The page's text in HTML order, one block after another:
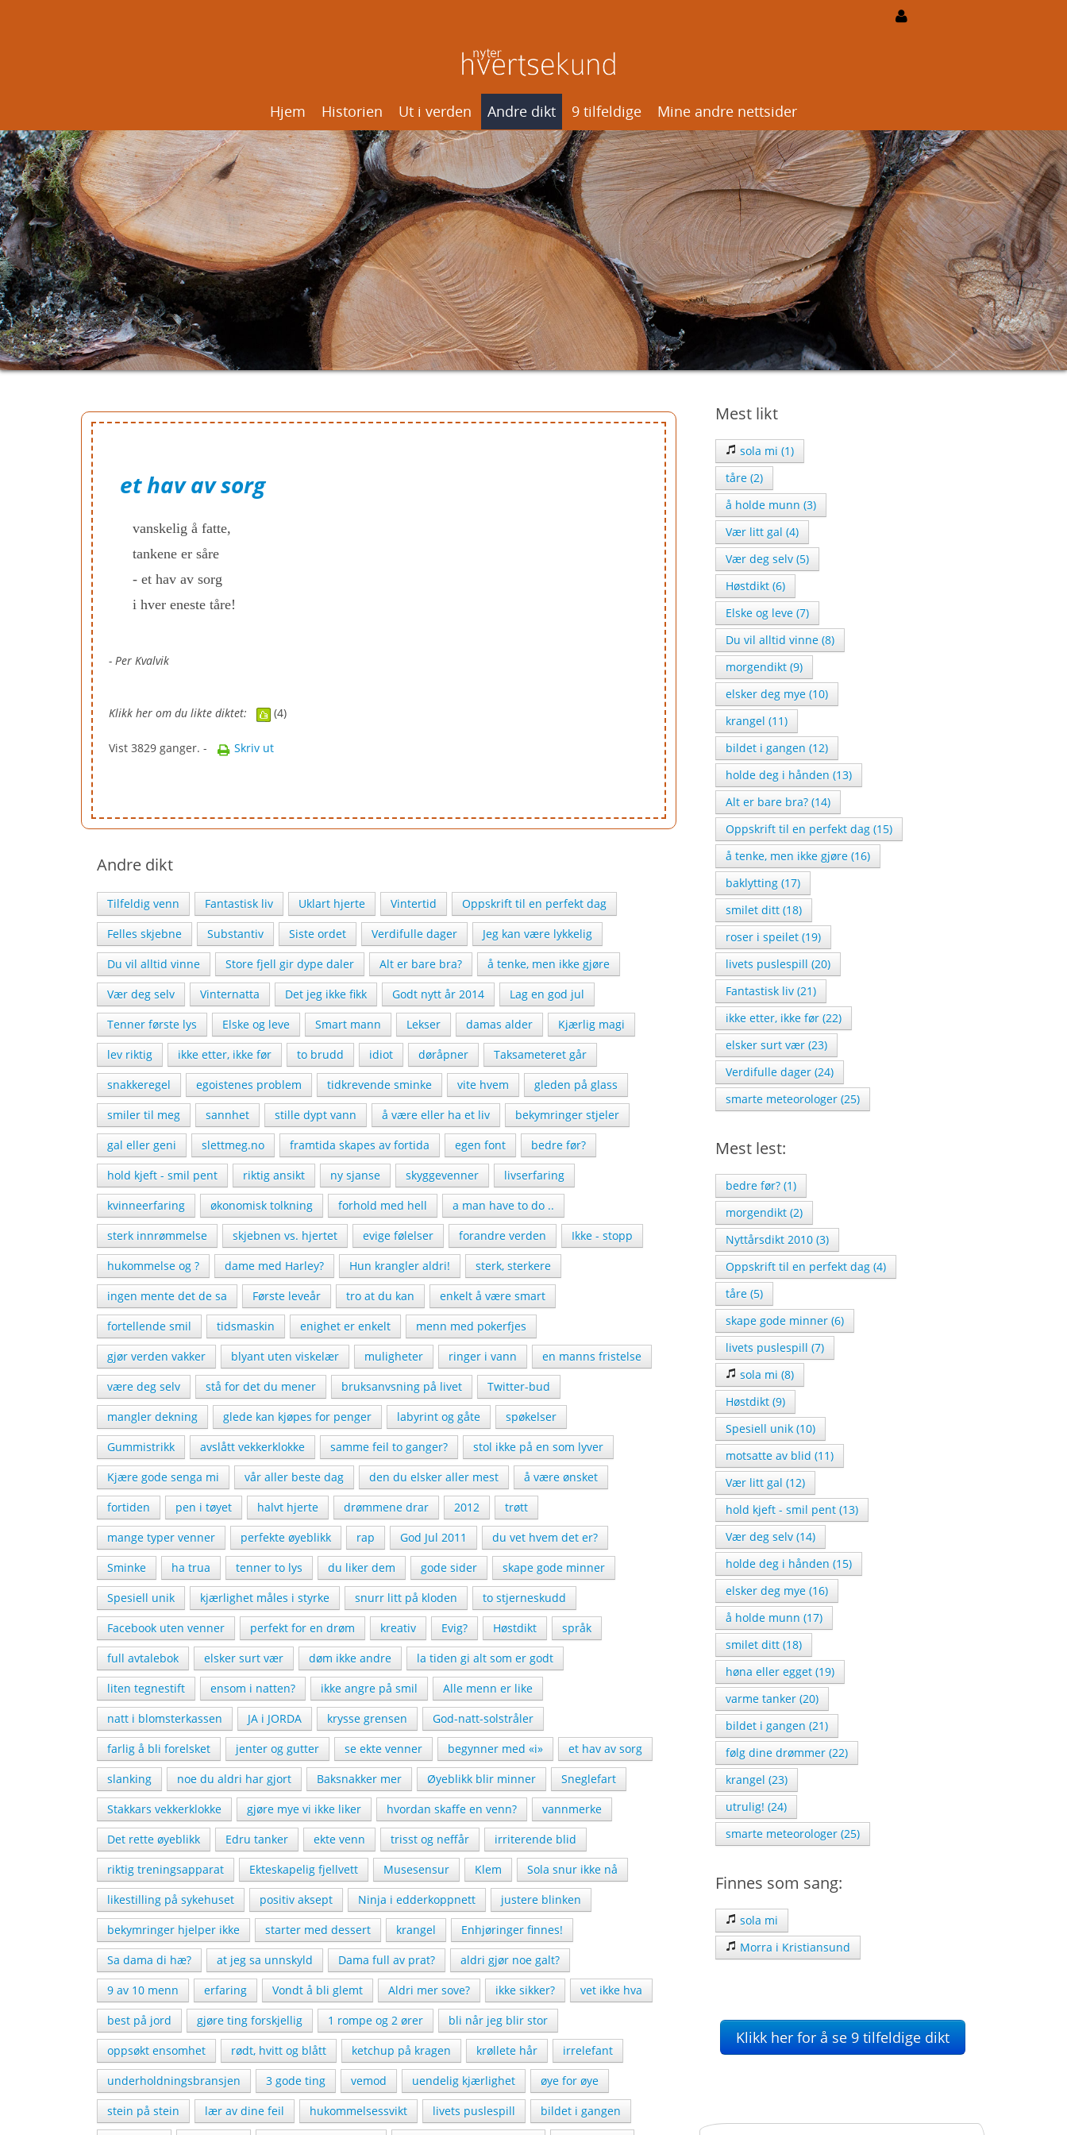
Hjem Historien Ut i verden Andre dikt 9 tilfeldige Mine andre nettsider
et hav av sorg
vanskelig å fatte,
tankene er såre
- et hav av sorg
i hver eneste tåre!
- Per Kvalvik
Klikk her om du likte diktet: (4)
Vist 3829 ganger. - Skriv ut
Andre dikt
Tilfeldig venn Fantastisk liv Uklart hjerte Vintertid
Oppskrift til en perfekt dag
Felles skjebne
Substantiv Siste ordet Verdifulle dager
Jeg kan være lykkelig
Du vil alltid vinne
Store fjell gir dype daler Alt er bare bra?
å tenke, men ikke gjøre
Vær deg selv
Vinternatta Det jeg ikke fikk Godt nytt år 2014
Lag en god jul
Tenner første lys
Elske og leve Smart mann Lekser damas alder
Kjærlig magi
lev riktig
ikke etter, ikke før to brudd idiot døråpner
Taksameteret går
snakkeregel
egoistenes problem tidkrevende sminke vite hvem
gleden på glass
smiler til meg
sannhet stille dypt vann å være eller ha et liv
bekymringer stjeler
gal eller geni
slettmeg.no framtida skapes av fortida egen font
bedre før?
hold kjeft - smil pent
riktig ansikt ny sjanse skyggevenner
livserfaring
kvinneerfaring
økonomisk tolkning forhold med hell
a man have to do ..
sterk innrømmelse
skjebnen vs. hjertet evige følelser forandre verden
Ikke - stopp
hukommelse og ?
dame med Harley? Hun krangler aldri!
sterk, sterkere
ingen mente det de sa
Første leveår tro at du kan
enkelt å være smart
fortellende smil
tidsmaskin enighet er enkelt
menn med pokerfjes
gjør verden vakker
blyant uten viskelær muligheter ringer i vann
en manns fristelse
være deg selv
stå for det du mener bruksanvsning på livet
Twitter-bud
mangler dekning
glede kan kjøpes for penger labyrint og gåte
spøkelser
Gummistrikk
avslått vekkerklokke samme feil to ganger?
stol ikke på en som lyver
Kjære gode senga mi
vår aller beste dag den du elsker aller mest
å være ønsket
fortiden
pen i tøyet halvt hjerte drømmene drar 2012
trøtt
mange typer venner
perfekte øyeblikk rap God Jul 2011
du vet hvem det er?
Sminke
ha trua tenner to lys du liker dem gode sider
skape gode minner
Spesiell unik
kjærlighet måles i styrke snurr litt på kloden
to stjerneskudd
Facebook uten venner
perfekt for en drøm kreativ Evig? Høstdikt
språk
full avtalebok
elsker surt vær døm ikke andre
la tiden gi alt som er godt
liten tegnestift
ensom i natten? ikke angre på smil
Alle menn er like
natt i blomsterkassen
JA i JORDA krysse grensen
God-natt-solstråler
farlig å bli forelsket
jenter og gutter se ekte venner begynner med «i»
et hav av sorg
slanking
noe du aldri har gjort Baksnakker mer Øyeblikk blir minner
Sneglefart
Stakkars vekkerklokke
gjøre mye vi ikke liker hvordan skaffe en venn?
vannmerke
Det rette øyeblikk
Edru tanker ekte venn trisst og neffår
irriterende blid
riktig treningsapparat
Ekteskapelig fjellvett Musesensur Klem
Sola snur ikke nå
likestilling på sykehuset
positiv aksept Ninja i edderkoppnett
justere blinken
bekymringer hjelper ikke
starter med dessert krangel
Enhjøringer finnes!
Sa dama di hæ?
at jeg sa unnskyld Dama full av prat?
aldri gjør noe galt?
9 av 10 menn
erfaring Vondt å bli glemt Aldri mer sove? ikke sikker?
vet ikke hva
best på jord
gjøre ting forskjellig 1 rompe og 2 ører
bli når jeg blir stor
oppsøkt ensomhet
rødt, hvitt og blått ketchup på kragen krøllete hår
irrelefant
underholdningsbransjen
3 gode ting vemod uendelig kjærlighet
øye for øye
stein på stein
lær av dine feil hukommelsessvikt livets puslespill
bildet i gangen
Mest likt
sola mi (1)
tåre (2)
å holde munn (3)
Vær litt gal (4)
Vær deg selv (5)
Høstdikt (6)
Elske og leve (7)
Du vil alltid vinne (8)
morgendikt (9)
elsker deg mye (10)
krangel (11)
bildet i gangen (12)
holde deg i hånden (13)
Alt er bare bra? (14)
Oppskrift til en perfekt dag (15)
å tenke, men ikke gjøre (16)
baklytting (17)
smilet ditt (18)
roser i speilet (19)
livets puslespill (20)
Fantastisk liv (21)
ikke etter, ikke før (22)
elsker surt vær (23)
Verdifulle dager (24)
smarte meteorologer (25)
Mest lest:
bedre før? (1)
morgendikt (2)
Nyttårsdikt 2010 (3)
Oppskrift til en perfekt dag (4)
tåre (5)
skape gode minner (6)
livets puslespill (7)
sola mi (8)
Høstdikt (9)
Spesiell unik (10)
motsatte av blid (11)
Vær litt gal (12)
hold kjeft - smil pent (13)
Vær deg selv (14)
holde deg i hånden (15)
elsker deg mye (16)
å holde munn (17)
smilet ditt (18)
høna eller egget (19)
varme tanker (20)
bildet i gangen (21)
følg dine drømmer (22)
krangel (23)
utrulig! (24)
smarte meteorologer (25)
Finnes som sang:
sola mi
Morra i Kristiansund
Klikk her for å se 9 tilfeldige dikt